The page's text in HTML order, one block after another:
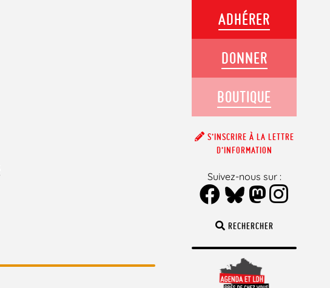
RECHERCHER
ADHÉRER
DONNER
BOUTIQUE
S’INSCRIRE À LA LETTRE
D’INFORMATION
Suivez-nous sur :